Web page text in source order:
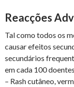
Reacções
Tal como todos os
causar efeitos
secundários
em cada 100
– Rash cutâneo,